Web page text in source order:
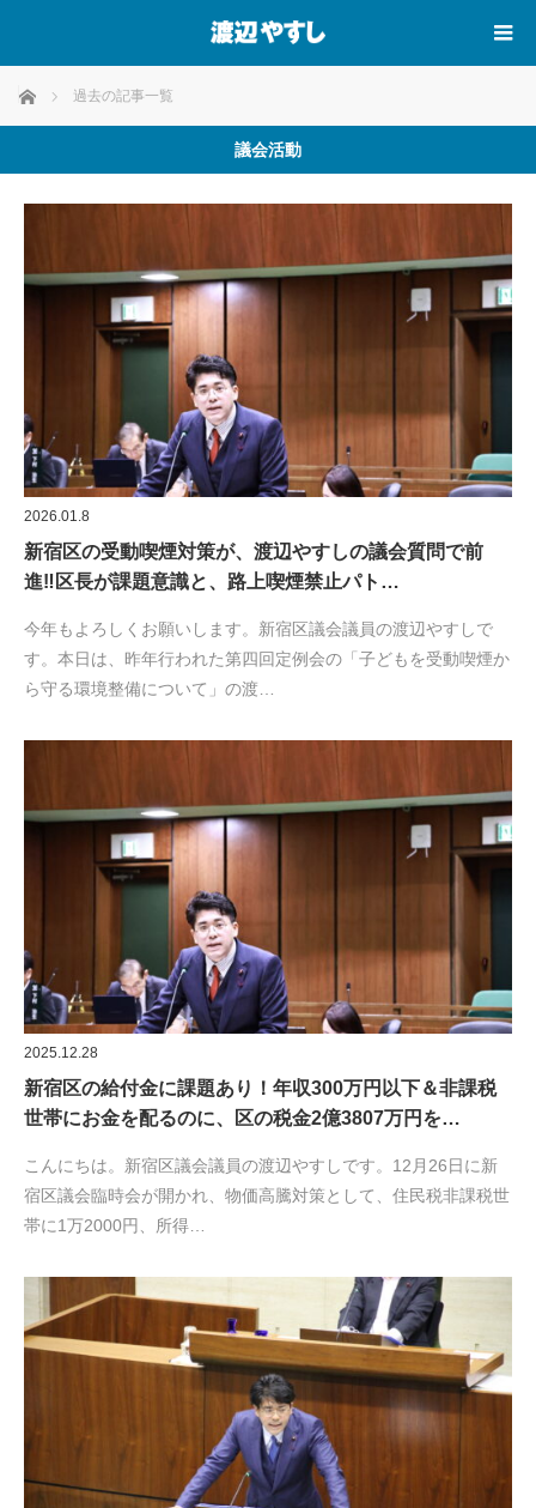
ホーム 過去の記事一覧
議会活動
2026.01.8
新宿区の受動喫煙対策が、渡辺やすしの議会質問で前
進‼区長が課題意識と、路上喫煙禁止パト…
今年もよろしくお願いします。新宿区議会議員の渡辺やすしで
す。本日は、昨年行われた第四回定例会の「子どもを受動喫煙か
ら守る環境整備について」の渡…
2025.12.28
新宿区の給付金に課題あり！年収300万円以下＆非課税
世帯にお金を配るのに、区の税金2億3807万円を…
こんにちは。新宿区議会議員の渡辺やすしです。12月26日に新
宿区議会臨時会が開かれ、物価高騰対策として、住民税非課税世
帯に1万2000円、所得…